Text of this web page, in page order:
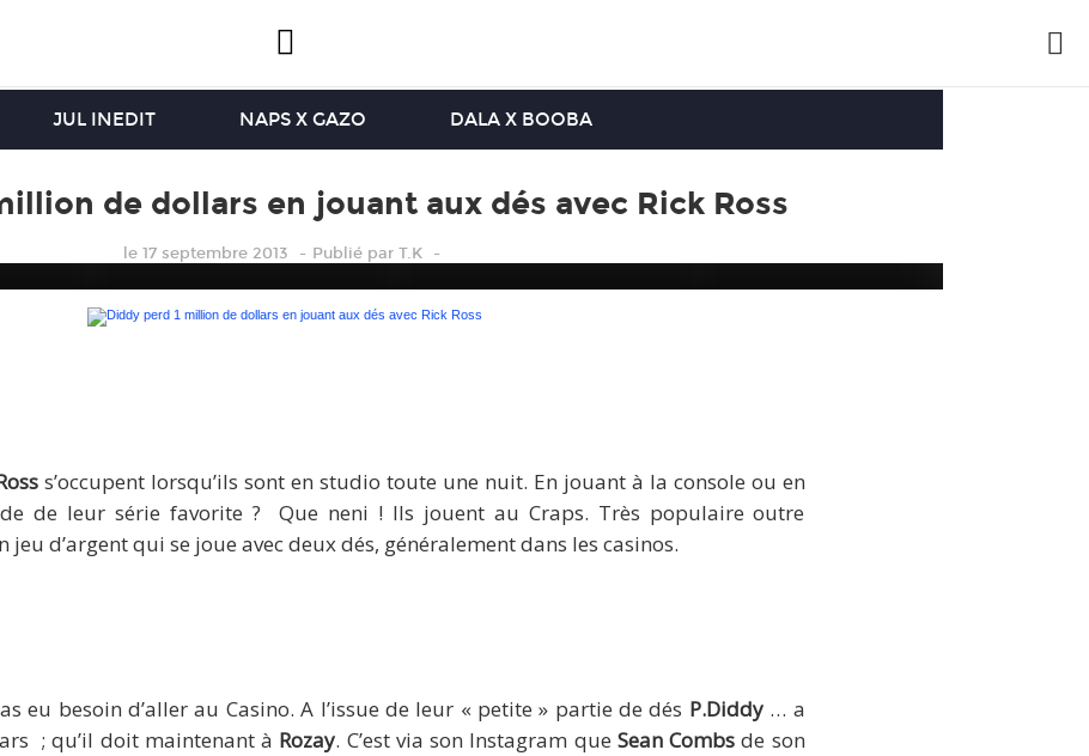
JUL INEDIT NAPS X GAZO DALA X BOOBA
de dollars en jouant aux dés avec Rick Ross
le 17 septembre 2013 Publié par T.K
s’occupent lorsqu’ils sont en studio toute une nuit. En jouant à la console ou en
de leur série favorite ? Que neni ! Ils jouent au Craps. Très populaire outre
d’argent qui se joue avec deux dés, généralement dans les casinos.
eu besoin d’aller au Casino. A l’issue de leur « petite » partie de dés P.Diddy… a
; qu’il doit maintenant à Rozay. C’est via son Instagram que Sean Combs de son